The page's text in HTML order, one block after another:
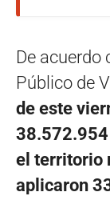
De acuerdo
Público de
de este
38.572.954
el territorio
aplicaron